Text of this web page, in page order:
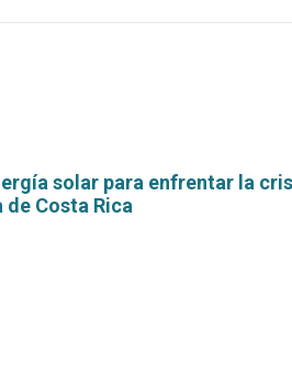
solar para enfrentar la
Costa Rica